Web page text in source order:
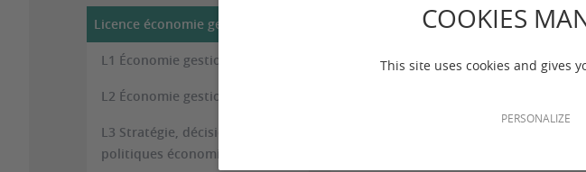
COOKIES
This site uses cookies and gives
PERSONALIZE
Licence économie gestion
L1 Économie gestion
L2 Économie gestion
L3 Stratégie, décisions,
politiques économiques